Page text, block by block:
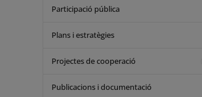
Participació pública
Plans i estratègies
Projectes de cooperació
Publicacions i documentació